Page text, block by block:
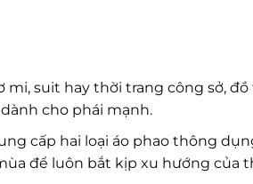
mi, suit hay thời trang công sở,
cho phái mạnh.
cấp hai loại áo phao thông
để luôn bắt kịp xu hướng của